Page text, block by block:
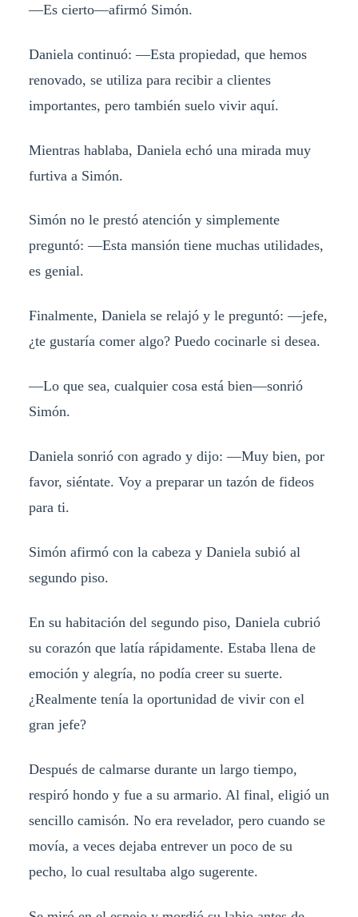
—Es cierto—afirmó Simón.
Daniela continuó: —Esta propiedad, que hemos
renovado, se utiliza para recibir a clientes
importantes, pero también suelo vivir aquí.
Mientras hablaba, Daniela echó una mirada muy
furtiva a Simón.
Simón no le prestó atención y simplemente
preguntó: —Esta mansión tiene muchas utilidades,
es genial.
Finalmente, Daniela se relajó y le preguntó: —jefe,
¿te gustaría comer algo? Puedo cocinarle si desea.
—Lo que sea, cualquier cosa está bien—sonrió
Simón.
Daniela sonrió con agrado y dijo: —Muy bien, por
favor, siéntate. Voy a preparar un tazón de fideos
para ti.
Simón afirmó con la cabeza y Daniela subió al
segundo piso.
En su habitación del segundo piso, Daniela cubrió
su corazón que latía rápidamente. Estaba llena de
emoción y alegría, no podía creer su suerte.
¿Realmente tenía la oportunidad de vivir con el
gran jefe?
Después de calmarse durante un largo tiempo,
respiró hondo y fue a su armario. Al final, eligió un
sencillo camisón. No era revelador, pero cuando se
movía, a veces dejaba entrever un poco de su
pecho, lo cual resultaba algo sugerente.